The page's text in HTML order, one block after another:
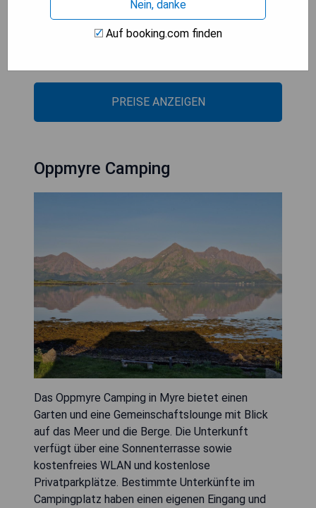
- Voll ausgestattete Küche
- Schöne Terrasse zum Entspannen
PREISE ANZEIGEN
Oppmyre Camping
Das Oppmyre Camping in Myre bietet einen
Garten und eine Gemeinschaftslounge mit Blick
auf das Meer und die Berge. Die Unterkunft
verfügt über eine Sonnenterrasse sowie
kostenfreies WLAN und kostenlose
Privatparkplätze. Bestimmte Unterkünfte im
Campingplatz haben einen eigenen Eingang und
Nein, danke
Auf booking.com finden